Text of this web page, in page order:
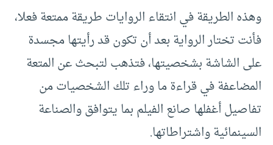
وهذه الطريقة في انتقاء الروايات طريقة ممتعة فعلا،
فأنت تختار الرواية بعد أن تكون قد رأيتها مجسدة
على الشاشة بشخصيتها، فتذهب لتبحث عن المتعة
المضاعفة في قراءة ما وراء تلك الشخصيات من
تفاصيل أغفلها صانع الفيلم بما يتوافق والصناعة
السينمائية واشتراطاتها.